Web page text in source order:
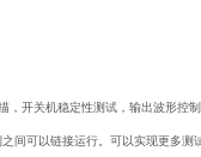
开关机稳定性测试，输出波形控
可以链接运行。可以实现更多测